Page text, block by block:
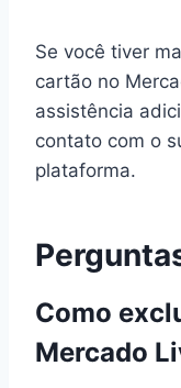
Se você tiver
cartão no
assistência
contato com o
plataforma.
Como
Mercado